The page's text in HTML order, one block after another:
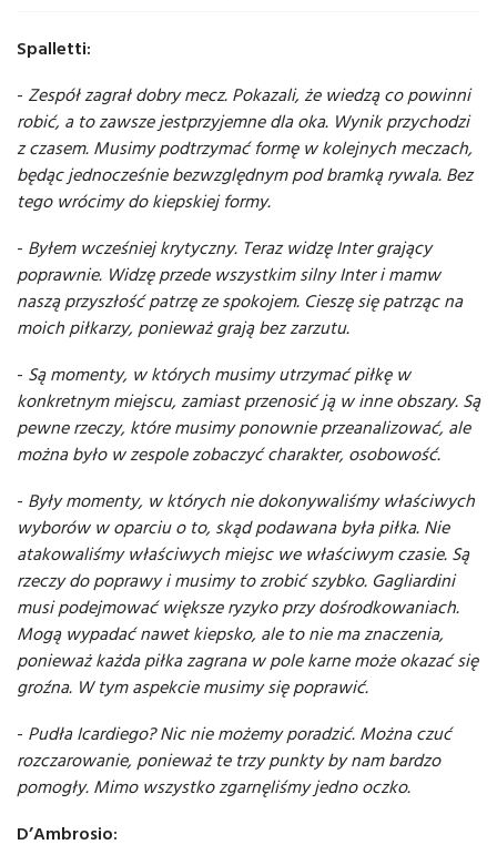
Spalletti:
- Zespół zagrał dobry mecz. Pokazali, że wiedzą co powinni
robić, a to zawsze jestprzyjemne dla oka. Wynik przychodzi
z czasem. Musimy podtrzymać formę w kolejnych meczach,
będąc jednocześnie bezwzględnym pod bramką rywala. Bez
tego wrócimy do kiepskiej formy.
- Byłem wcześniej krytyczny. Teraz widzę Inter grający
poprawnie. Widzę przede wszystkim silny Inter i mamw
naszą przyszłość patrzę ze spokojem. Cieszę się patrząc na
moich piłkarzy, ponieważ grają bez zarzutu.
- Są momenty, w których musimy utrzymać piłkę w
konkretnym miejscu, zamiast przenosić ją w inne obszary. Są
pewne rzeczy, które musimy ponownie przeanalizować, ale
można było w zespole zobaczyć charakter, osobowość.
- Były momenty, w których nie dokonywaliśmy właściwych
wyborów w oparciu o to, skąd podawana była piłka. Nie
atakowaliśmy właściwych miejsc we właściwym czasie. Są
rzeczy do poprawy i musimy to zrobić szybko. Gagliardini
musi podejmować większe ryzyko przy dośrodkowaniach.
Mogą wypadać nawet kiepsko, ale to nie ma znaczenia,
ponieważ każda piłka zagrana w pole karne może okazać się
groźna. W tym aspekcie musimy się poprawić.
- Pudła Icardiego? Nic nie możemy poradzić. Można czuć
rozczarowanie, ponieważ te trzy punkty by nam bardzo
pomogły. Mimo wszystko zgarnęliśmy jedno oczko.
D’Ambrosio: